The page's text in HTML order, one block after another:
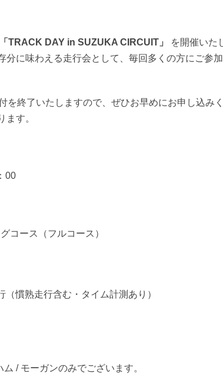
「TRACK DAY in SUZUKA CIRCUIT」
を開催いた
分に味わえる走行会として、毎回多くの方にご参
を終了いたしますので、ぜひお早めにお申し込み
ます。
00
ース（フルコース）
慣熟走行含む・タイム計測あり）
/ モーガンのみでございます。